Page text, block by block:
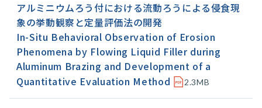
アルミニウムろう付における流動ろうによる侵食現
象の挙動観察と定量評価法の開発
In-Situ Behavioral Observation of Erosion
Phenomena by Flowing Liquid Filler during
Aluminum Brazing and Development of a
Quantitative Evaluation Method
2.3MB